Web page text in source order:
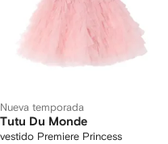
Nueva temporada
Tutu Du Monde
vestido Premiere Princess